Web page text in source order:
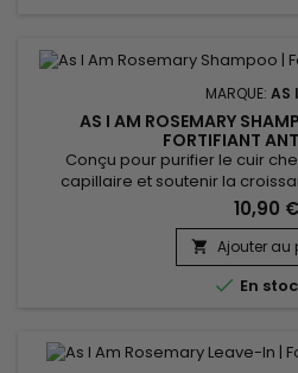
MARQUE: AS
AS I AM ROSEMARY
FORTIFIANT
Conçu pour purifier le cuir
capillaire et soutenir la
Shampoo est un shampoing
les cheveux fins, fragilisés ou en
en douceur tout en stimulant le
environnement sain. Enrichi
10,90 €
 Ajouter au
 En